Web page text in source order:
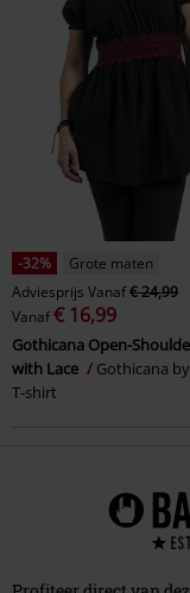
-32%
Grote maten
Adviesprijs Vanaf€ 24,99
Vanaf€ 16,99
Gothicana Open-
with Lace
Gothicana
T-shirt